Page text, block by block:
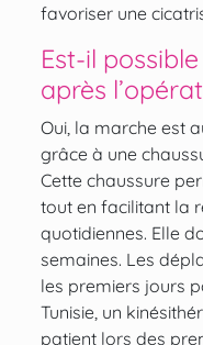
favoriser une
Est-il
après
Oui, la marche est
grâce à une
Cette chaussure
tout en facilitant la
quotidiennes. Elle
semaines. Les
les premiers jours
Tunisie, un
patient lors des